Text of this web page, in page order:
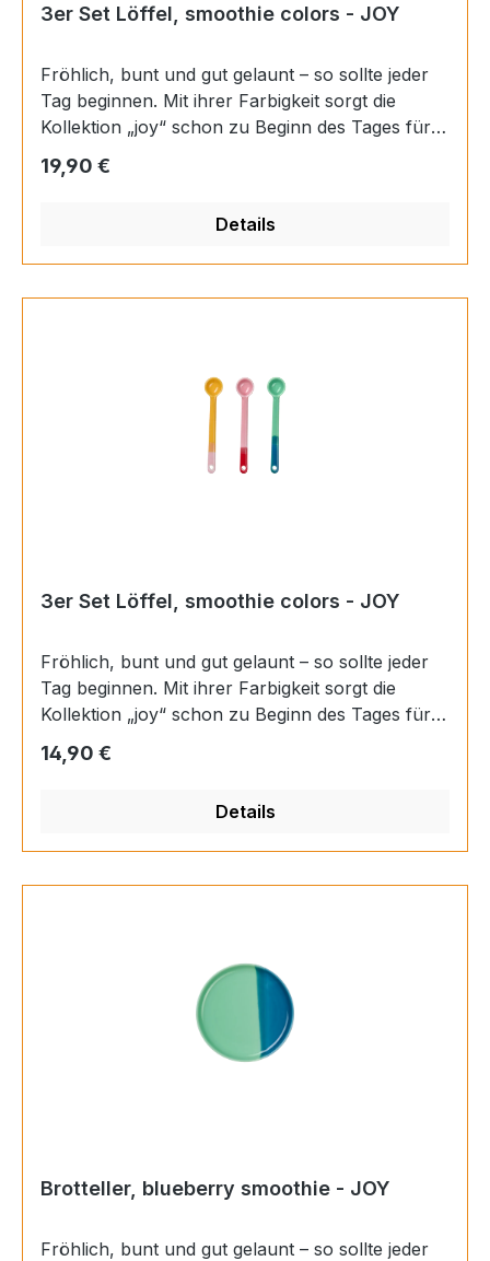
3er Set Löffel, smoothie colors - JOY
Fröhlich, bunt und gut gelaunt – so sollte jeder
Tag beginnen. Mit ihrer Farbigkeit sorgt die
Kollektion „joy“ schon zu Beginn des Tages für
Nachmittagskaffee – mit „joy“ ist gute Laune
Regulärer Preis:
19,90 €
Details
3er Set Löffel, smoothie colors - JOY
Fröhlich, bunt und gut gelaunt – so sollte jeder
Tag beginnen. Mit ihrer Farbigkeit sorgt die
Kollektion „joy“ schon zu Beginn des Tages für
Nachmittagskaffee – mit „joy“ ist gute Laune
Regulärer Preis:
14,90 €
Details
Brotteller, blueberry smoothie - JOY
Fröhlich, bunt und gut gelaunt – so sollte jeder